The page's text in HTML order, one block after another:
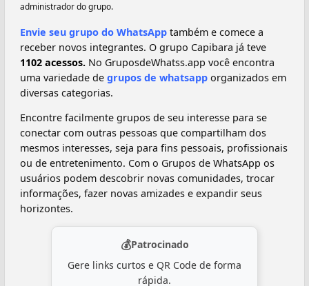
administrador do grupo.
Envie seu grupo do WhatsApp também e comece a
receber novos integrantes. O grupo Capibara já teve
1102 acessos. No GruposdeWhatss.app você encontra
uma variedade de grupos de whatsapp organizados em
diversas categorias.
Encontre facilmente grupos de seu interesse para se
conectar com outras pessoas que compartilham dos
mesmos interesses, seja para fins pessoais, profissionais
ou de entretenimento. Com o Grupos de WhatsApp os
usuários podem descobrir novas comunidades, trocar
informações, fazer novas amizades e expandir seus
horizontes.
💰Patrocinado
Gere links curtos e QR Code de forma
rápida.